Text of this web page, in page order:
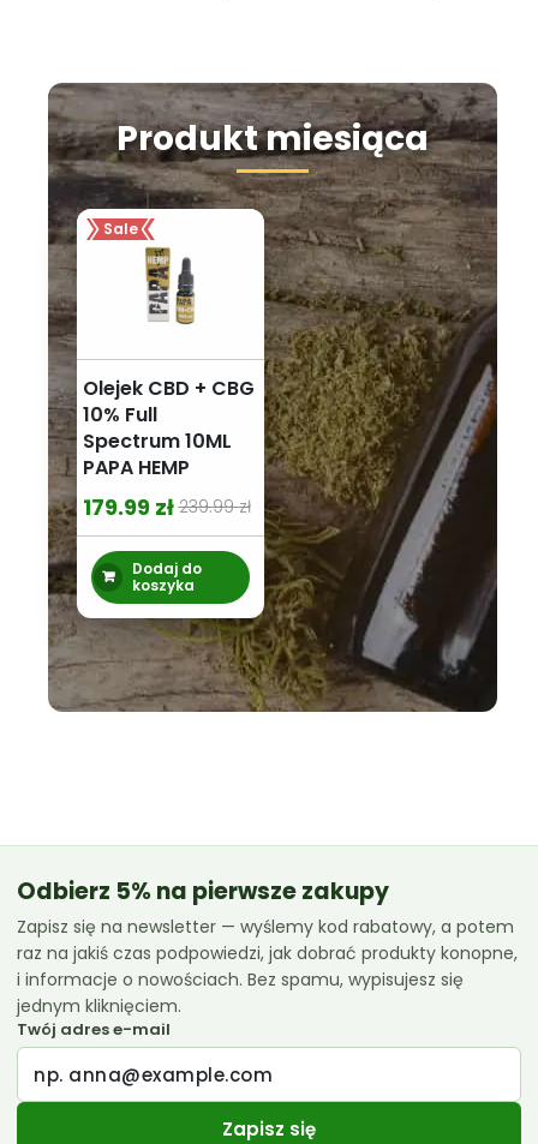
Produkt miesiąca
Sale
Olejek CBD + CBG
10% Full
Spectrum 10ML
PAPA HEMP
239.99zł
Pierwotna
cena
wynosiła:
239.99 zł.
179.99 zł
Aktualna
cena
wynosi:
179.99 zł.
Dodaj do
koszyka
Odbierz 5% na pierwsze zakupy
Zapisz się na newsletter — wyślemy kod rabatowy, a potem
raz na jakiś czas podpowiedzi, jak dobrać produkty konopne,
i informacje o nowościach. Bez spamu, wypisujesz się
jednym kliknięciem.
Twój adres e-mail
Zapisz się